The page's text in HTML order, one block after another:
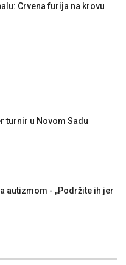
Crvena furija na krovu
turnir u Novom Sadu
autizmom - „Podržite ih jer